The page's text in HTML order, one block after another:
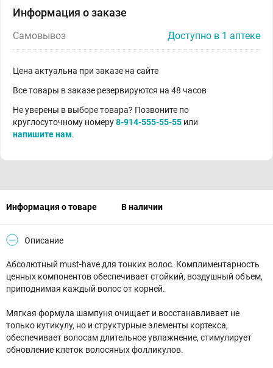
Информация о заказе
Самовывоз Доступно в 1 аптеке
Цена актуальна при заказе на сайте
Все товары в заказе резервируются на 48 часов
Не уверены в выборе товара? Позвоните по
круглосуточному номеру8-914-555-55-55 или
напишите нам.
Информация о товаре В наличии
Описание
Абсолютный must-have для тонких волос. Комплиментарность
ценных компонентов обеспечивает стойкий, воздушный объем,
приподнимая каждый волос от корней.
Мягкая формула шампуня очищает и восстанавливает не
только кутикулу, но и структурные элементы кортекса,
обеспечивает волосам длительное увлажнение, стимулирует
обновление клеток волосяных фолликулов.